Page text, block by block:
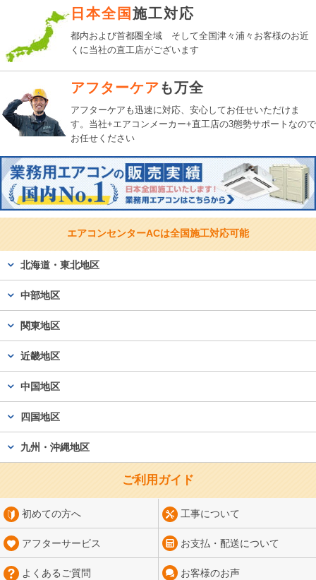
日本全国 施工対応
都内および首都圏全域 そして全国津々浦々お客様のお近
くに当社の直工店がございます
アフターケアも万全
アフターケアも迅速に対応、 安心してお任せいただけま
す。 当社+エアコンメーカー+直工店の3態勢サポートなので
お任せください
エアコンセンターACは全国施工対応可能
北海道・東北地区
中部地区
関東地区
近畿地区
中国地区
四国地区
九州・沖縄地区
ご利用ガイド
初めての方へ 工事について
アフターサービス お支払・配送について
よくあるご質問 お客様のお声